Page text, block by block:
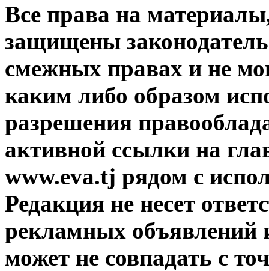
Все права на
защищены
смежных правах и не
каким либо образом
разрешения
активной ссылки на
www.eva.tj рядом с
Редакция не несет
рекламных объявлений
может не совпадать с